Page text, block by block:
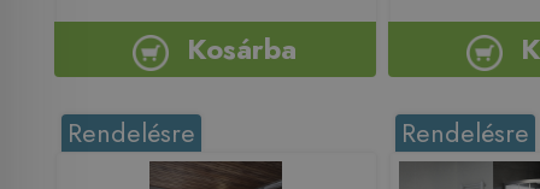
Kosárba
Rendelésre Rendelésre